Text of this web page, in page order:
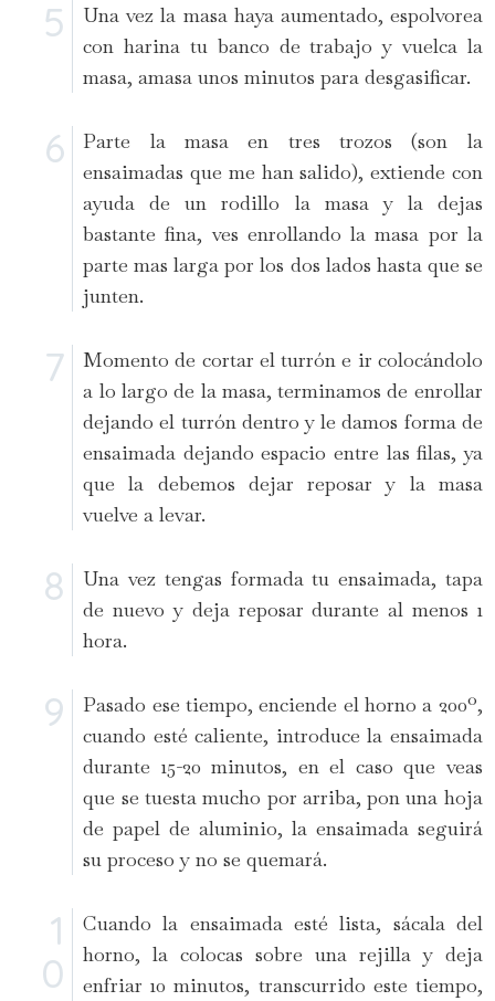
Una vez la masa haya aumentado, espolvorea
con harina tu banco de trabajo y vuelca la
masa, amasa unos minutos para desgasificar.
Parte la masa en tres trozos (son la
ensaimadas que me han salido), extiende con
ayuda de un rodillo la masa y la dejas
bastante fina, ves enrollando la masa por la
parte mas larga por los dos lados hasta que se
junten.
Momento de cortar el turrón e ir colocándolo
a lo largo de la masa, terminamos de enrollar
dejando el turrón dentro y le damos forma de
ensaimada dejando espacio entre las filas, ya
que la debemos dejar reposar y la masa
vuelve a levar.
Una vez tengas formada tu ensaimada, tapa
de nuevo y deja reposar durante al menos 1
hora.
Pasado ese tiempo, enciende el horno a 200º,
cuando esté caliente, introduce la ensaimada
durante 15-20 minutos, en el caso que veas
que se tuesta mucho por arriba, pon una hoja
de papel de aluminio, la ensaimada seguirá
su proceso y no se quemará.
Cuando la ensaimada esté lista, sácala del
horno, la colocas sobre una rejilla y deja
enfriar 10 minutos, transcurrido este tiempo,